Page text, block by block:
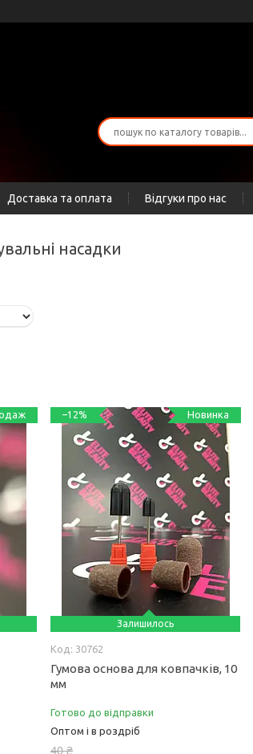
Доставка та оплата Відгуки про нас
насадки
–12%
Залишилось
Новинка
30762
Гумова основа для ковпачків, 10
мм
Готово до відправки
Оптом і в роздріб
40 ₴